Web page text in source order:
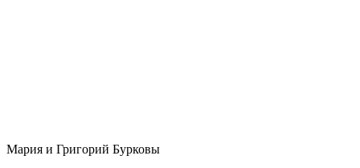
Мария и Григорий Бурковы